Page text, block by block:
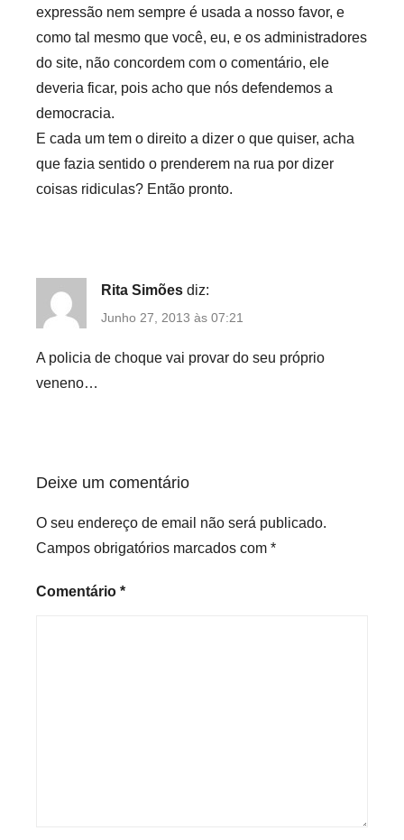
expressão nem sempre é usada a nosso favor, e
como tal mesmo que você, eu, e os administradores
do site, não concordem com o comentário, ele
deveria ficar, pois acho que nós defendemos a
democracia.
E cada um tem o direito a dizer o que quiser, acha
que fazia sentido o prenderem na rua por dizer
coisas ridiculas? Então pronto.
Rita Simões diz:
Junho 27, 2013 às 07:21
A policia de choque vai provar do seu próprio
veneno…
Deixe um comentário
O seu endereço de email não será publicado.
Campos obrigatórios marcados com *
Comentário *